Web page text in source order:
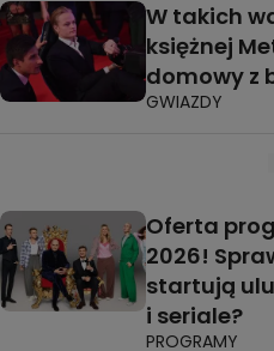
W takich
księżnej
domowy z
GWIAZDY
Oferta
2026!
startują
i seriale?
PROGRAMY